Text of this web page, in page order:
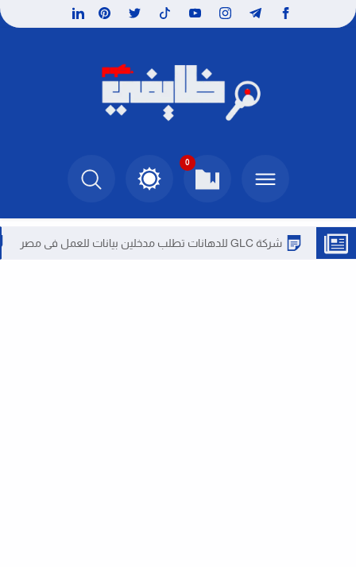
0
شركة GLC للدهانات تطلب مدخلين بيانات للعمل فى مصر شركة